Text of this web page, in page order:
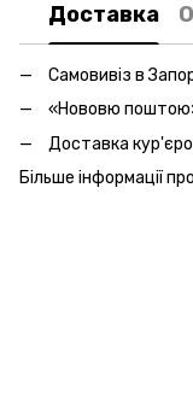
Доставка
Самовивіз в
«Нововю поштою»
Доставка
Більше інформації